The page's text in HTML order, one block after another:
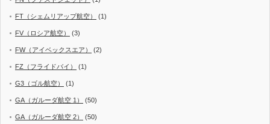
FT（シェムリアップ航空） (1)
FV（ロシア航空） (3)
FW（アイベックスエア） (2)
FZ（フライドバイ） (1)
G3（ゴル航空） (1)
GA（ガルーダ航空 1） (50)
GA（ガルーダ航空 2） (50)